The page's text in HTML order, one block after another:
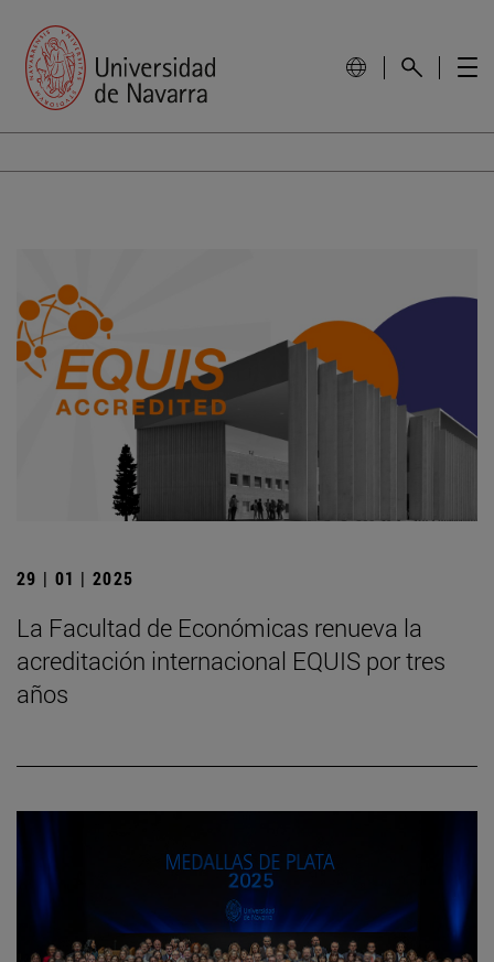
29 | 01 | 2025
La Facultad de Económicas renueva la
acreditación internacional EQUIS por tres
años